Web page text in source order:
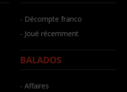
- Décompte franco
- Joué récemment
BALADOS
- Affaires